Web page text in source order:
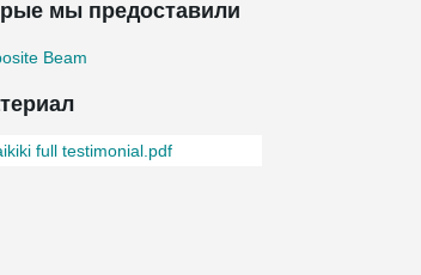
мы предоставили
Beam
full testimonial.pdf